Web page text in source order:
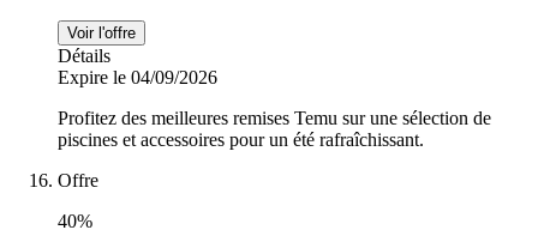
Voir l'offre
Détails
Expire le 04/09/2026
Profitez des meilleures remises Temu sur une sélection de
piscines et accessoires pour un été rafraîchissant.
Offre
40%